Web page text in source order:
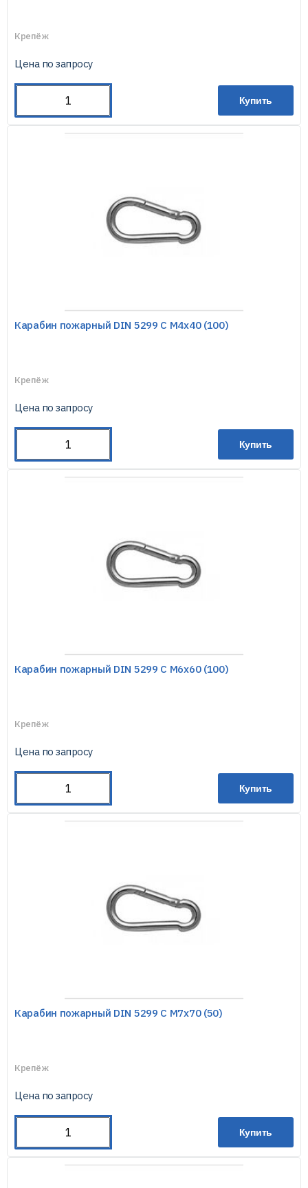
Крепёж
Цена по запросу
Купить
Карабин пожарный DIN 5299 С М4х40 (100)
Крепёж
Цена по запросу
Купить
Карабин пожарный DIN 5299 С М6х60 (100)
Крепёж
Цена по запросу
Купить
Карабин пожарный DIN 5299 С М7х70 (50)
Крепёж
Цена по запросу
Купить